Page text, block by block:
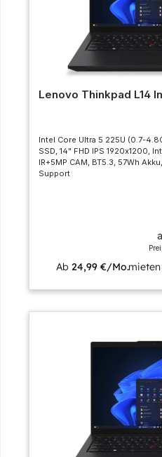
Lenovo Thinkpad L14
Intel Core Ultra 5 225U (0.7-
SSD, 14" FHD IPS 1920x1200,
IR+5MP CAM, BT5.3, 57Wh
Support
Ab24,99 €/Mo.